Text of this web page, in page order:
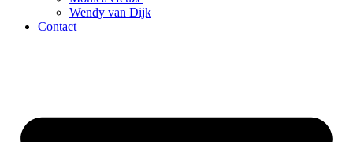
Wendy van Dijk
Contact